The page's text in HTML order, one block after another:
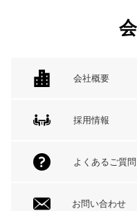
会社概要
採用情報
よくあるご質問
お問い合わせ